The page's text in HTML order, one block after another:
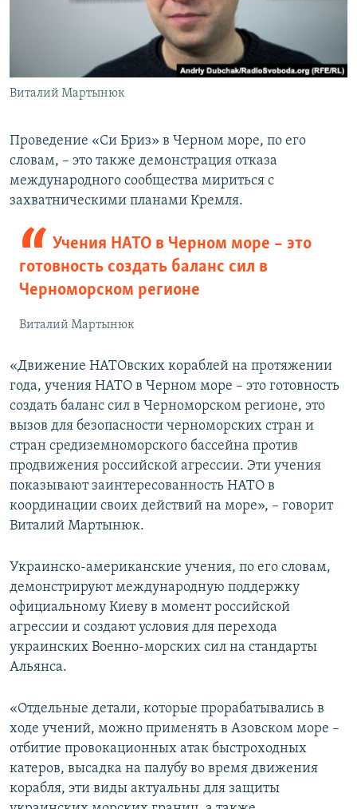
Виталий Мартынюк
Проведение «Си Бриз» в Черном море, по его
словам, – это также демонстрация отказа
международного сообщества мириться с
захватническими планами Кремля.
Учения НАТО в Черном море – это
готовность создать баланс сил в
Черноморском регионе
Виталий Мартынюк
«Движение НАТОвских кораблей на протяжении
года, учения НАТО в Черном море – это готовность
создать баланс сил в Черноморском регионе, это
вызов для безопасности черноморских стран и
стран средиземноморского бассейна против
продвижения российской агрессии. Эти учения
показывают заинтересованность НАТО в
координации своих действий на море», – говорит
Виталий Мартынюк.
Украинско-американские учения, по его словам,
демонстрируют международную поддержку
официальному Киеву в момент российской
агрессии и создают условия для перехода
украинских Военно-морских сил на стандарты
Альянса.
«Отдельные детали, которые прорабатывались в
ходе учений, можно применять в Азовском море –
отбитие провокационных атак быстроходных
катеров, высадка на палубу во время движения
корабля, эти виды актуальны для защиты